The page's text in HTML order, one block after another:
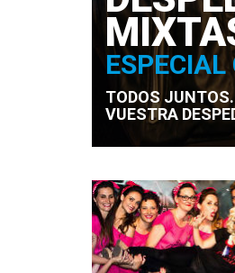
ESPECIAL
TODOS
VUESTRA